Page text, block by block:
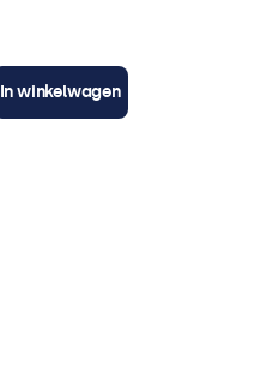
In winkelwagen